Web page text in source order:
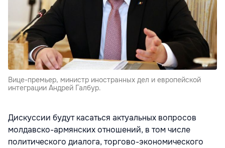
Вице-премьер, министр иностранных дел и европейской
интеграции Андрей Галбур.
Дискуссии будут касаться актуальных вопросов
молдавско-армянских отношений, в том числе
политического диалога, торгово-экономического